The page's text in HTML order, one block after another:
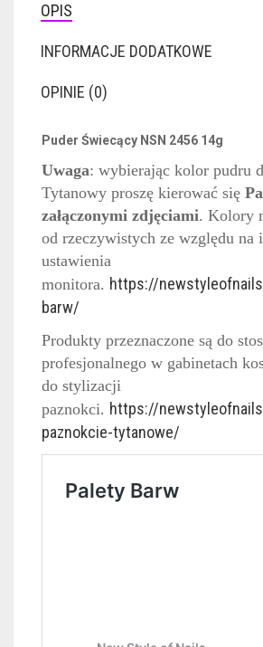
OPIS
INFORMACJE DODATKOWE
OPINIE (0)
Puder Świecący NSN 2456 14g
Uwaga: wybierając kolor pudru
Tytanowy proszę kierować się
załączonymi zdjęciami. Kolory
od rzeczywistych ze względu na
ustawienia
monitora. https://
barw/
Produkty przeznaczone są do
profesjonalnego w gabinetach
do stylizacji
paznokci. https://
paznokcie-tytanowe/